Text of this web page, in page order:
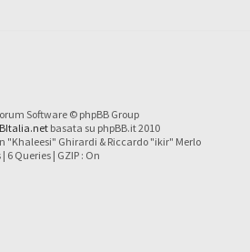
Software © phpBB Group
basata su phpBB.it 2010
"Khaleesi" Ghirardi & Riccardo "ikir" Merlo
6 Queries | GZIP : On